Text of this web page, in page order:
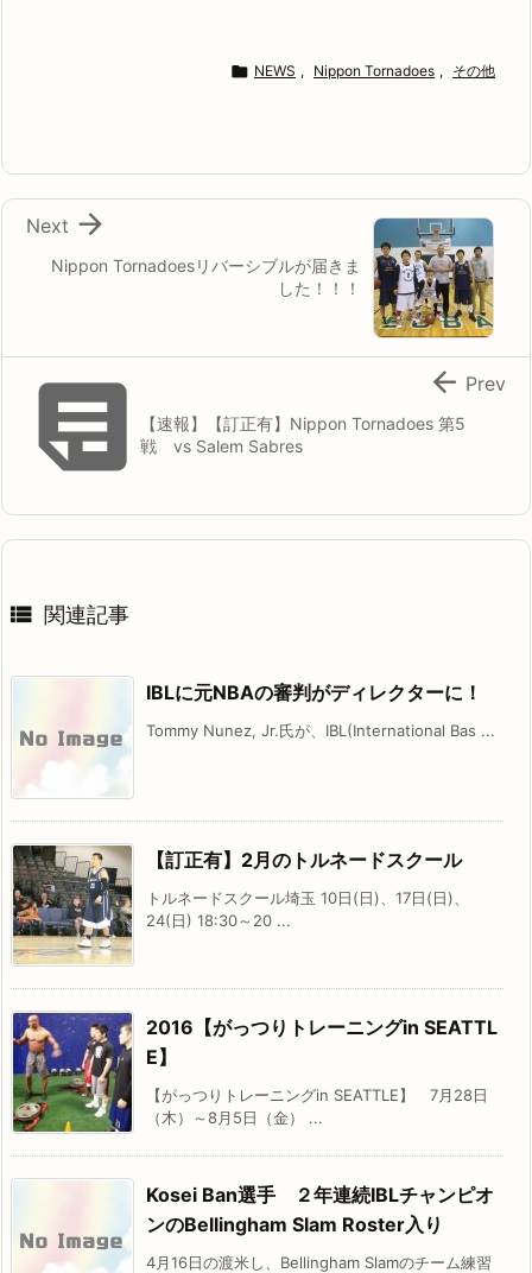
 NEWS , Nippon Tornadoes , その他
Nippon Tornadoesリバーシブルが届きま
した！！！

Next
 【速報】【訂正有】Nippon Tornadoes 第5
戦 vs Salem Sabres
 Prev
 関連記事
IBLに元NBAの審判がディレクターに！
Tommy Nunez, Jr.氏が、IBL(International Bas ...
【訂正有】2月のトルネードスクール
トルネードスクール埼玉 10日(日)、17日(日)、
24(日) 18:30～20 ...
2016【がっつりトレーニングin SEATTL
E】
【がっつりトレーニングin SEATTLE】 7月28日
（木）～8月5日（金） ...
Kosei Ban選手 ２年連続IBLチャンピオ
ンのBellingham Slam Roster入り
4月16日の渡米し、Bellingham Slamのチーム練習